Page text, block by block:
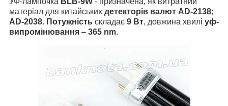
матеріал для китайських детекторів валют AD-2138;
AD-2038. Потужність складає 9 Вт, довжина хвилі уф-
випромінювання – 365 nm.